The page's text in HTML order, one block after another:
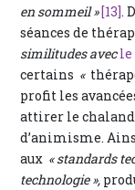
en sommeil »[13].
séances de
similitudes avecle
certains «
profit les
attirer le chaland
d’animisme.
aux « standards
technologie »,